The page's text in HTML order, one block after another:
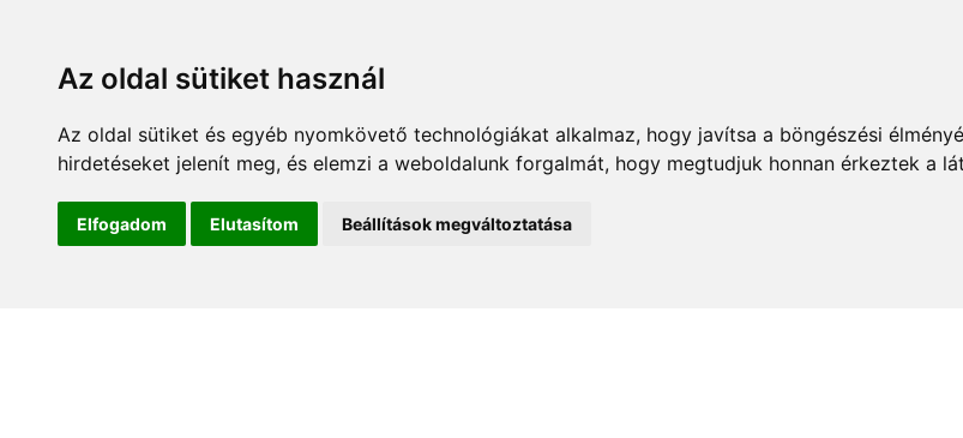
Az oldal sütiket használ
Az oldal sütiket és egyéb nyomkövető technológiákat alkalmaz, hogy javítsa a böngészési
hirdetéseket jelenít meg, és elemzi a weboldalunk forgalmát, hogy megtudjuk honnan érkeztek a
Elfogadom Elutasítom Beállítások megváltoztatása